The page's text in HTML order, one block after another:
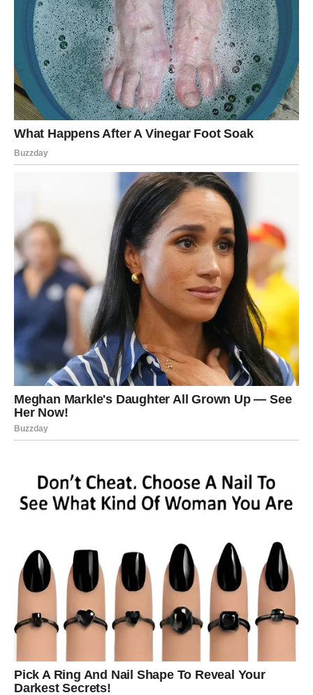
Zvijezde jasno pokazuju da ulazite u period ispunjen
uspjesima, lijepim vijestima i događajima koji će vam
donijeti mnogo razloga za osmijeh. Posao će donositi
nova dostignuća, finansijska situacija biće stabilnija, a
ljubavni život ispuniće vas povjerenjem, toplinom i
iskrenim emocijama.
Vjerujte svojim odlukama, ostanite vjerni sebi i iskoristite
sve što vam naredni period donosi. Pred vama su
sedmice koje mogu postati početak jednog od najljepših
poglavlja u vašem životu.